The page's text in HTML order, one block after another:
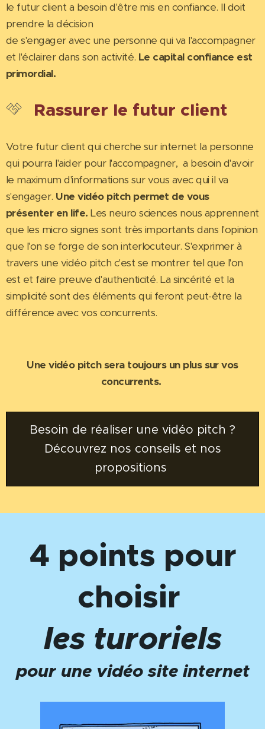
le futur client a besoin d'être mis en confiance. Il doit
prendre la décision
de s'engager avec une personne qui va l'accompagner
et l'éclairer dans son activité. Le capital confiance est
primordial.
Rassurer le futur client
Votre futur client qui cherche sur internet la personne
qui pourra l'aider pour l'accompagner, a besoin d'avoir
le maximum d'informations sur vous avec qui il va
s'engager. Une vidéo pitch permet de vous
présenter en life. Les neuro sciences nous apprennent
que les micro signes sont très importants dans l'opinion
que l'on se forge de son interlocuteur. S'exprimer à
travers une vidéo pitch c'est se montrer tel que l'on
est et faire preuve d'authenticité. La sincérité et la
simplicité sont des éléments qui feront peut-être la
différence avec vos concurrents.
Une vidéo pitch sera toujours un plus sur vos
concurrents.
Besoin de réaliser une vidéo pitch ?
Découvrez nos conseils et nos
propositions
4 points pour
choisir
les turoriels
pour une vidéo site internet